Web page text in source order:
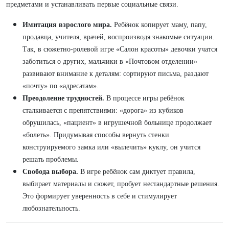
предметами и устанавливать первые социальные связи.
Имитация взрослого мира. Ребёнок копирует маму, папу,
продавца, учителя, врачей, воспроизводя знакомые ситуации.
Так, в сюжетно-ролевой игре «Салон красоты» девочки учатся
заботиться о других, мальчики в «Почтовом отделении»
развивают внимание к деталям: сортируют письма, раздают
«почту» по «адресатам».
Преодоление трудностей. В процессе игры ребёнок
сталкивается с препятствиями: «дорога» из кубиков
обрушилась, «пациент» в игрушечной больнице продолжает
«болеть». Придумывая способы вернуть стенки
конструируемого замка или «вылечить» куклу, он учится
решать проблемы.
Свобода выбора. В игре ребёнок сам диктует правила,
выбирает материалы и сюжет, пробует нестандартные решения.
Это формирует уверенность в себе и стимулирует
любознательность.